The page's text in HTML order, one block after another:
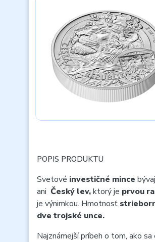
POPIS PRODUKTU
Svetové investičné mince
ani Český lev,ktorý je prvou
je výnimkou. Hmotnosť
dve trojské unce.
Najznámejší príbeh o tom, ako